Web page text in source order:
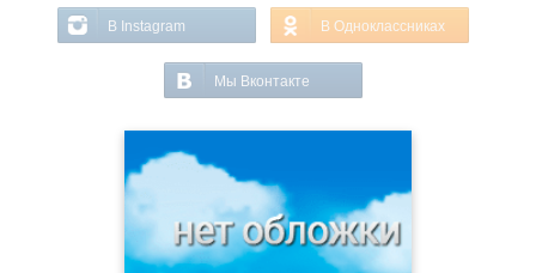
В Instagram В Одноклассниках
Мы Вконтакте